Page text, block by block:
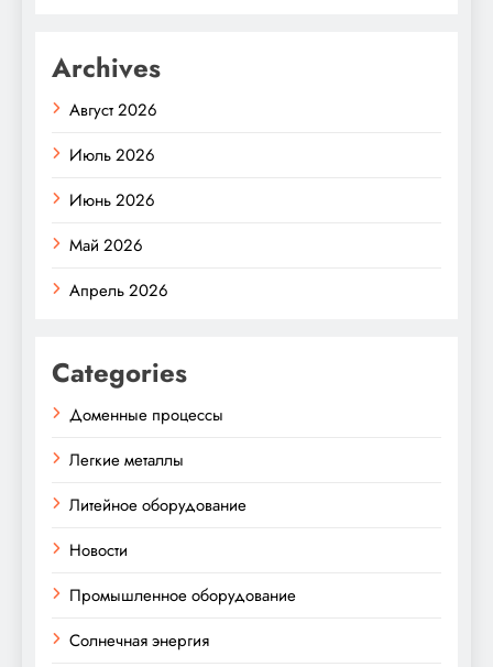
Archives
Август 2026
Июль 2026
Июнь 2026
Май 2026
Апрель 2026
Categories
Доменные процессы
Легкие металлы
Литейное оборудование
Новости
Промышленное оборудование
Солнечная энергия